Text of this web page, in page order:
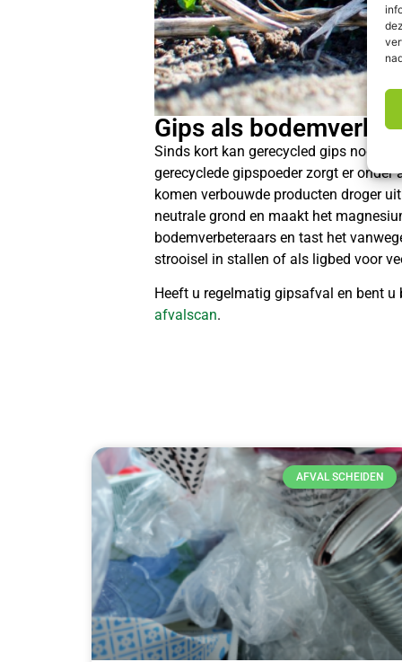
Gips als
Sinds kort kan gerecycled gips nog
gerecyclede gipspoeder zorgt er
komen verbouwde producten droger
neutrale grond en maakt het
bodemverbeteraars en tast het
strooisel in stallen of als ligbed voor
Heeft u regelmatig gipsafval en bent
afvalscan.
AFVAL SCHEIDEN